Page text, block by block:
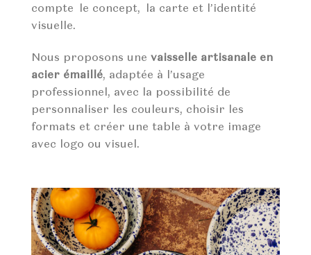
compte le concept, la carte et l’identité
visuelle.
Nous proposons une vaisselle artisanale en
acier émaillé, adaptée à l’usage
professionnel, avec la possibilité de
personnaliser les couleurs, choisir les
formats et créer une table à votre image
avec logo ou visuel.